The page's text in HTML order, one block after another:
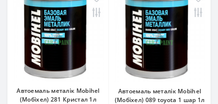
Автоемаль металік Mobihel
(Мобіхел) 281 Кристал 1л
Автоемаль металік Mobihel
(Мобіхел) 089 toyota 1 шар 1л